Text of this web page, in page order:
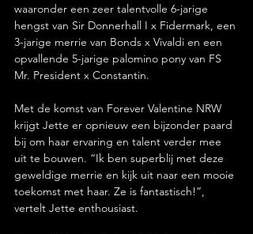
waaronder een zeer talentvolle 6-jarige
hengst van Sir Donnerhall I x Fidermark, een
3-jarige merrie van Bonds x Vivaldi en een
opvallende 5-jarige palomino pony van FS
Mr. President x Constantin.
Met de komst van Forever Valentine NRW
krijgt Jette er opnieuw een bijzonder paard
bij om haar ervaring en talent verder mee
uit te bouwen. “Ik ben superblij met deze
geweldige merrie en kijk uit naar een mooie
toekomst met haar. Ze is fantastisch!”,
vertelt Jette enthousiast.